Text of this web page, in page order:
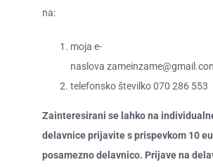
na:
moja e-
naslova z
telefonsko številko070 286 553
Zainteresirani se lahko na
delavnice prijavite s prispevkom 10
posamezno delavnico. Prijave na